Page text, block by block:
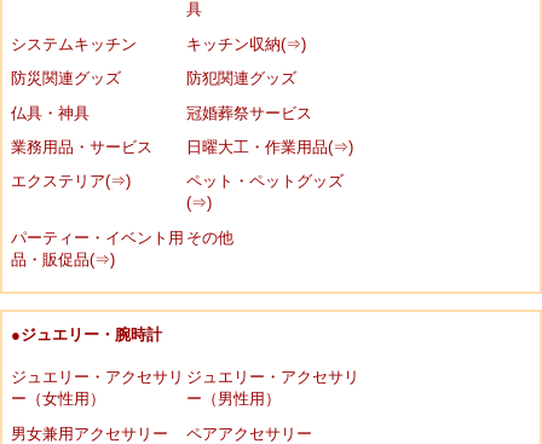
具
システムキッチン
キッチン収納(⇒)
防災関連グッズ
防犯関連グッズ
仏具・神具
冠婚葬祭サービス
業務用品・サービス
日曜大工・作業用品(⇒)
エクステリア(⇒)
ペット・ペットグッズ
(⇒)
パーティー・イベント用
品・販促品(⇒)
その他
●ジュエリー・腕時計
ジュエリー・アクセサリ
ー（女性用）
ジュエリー・アクセサリ
ー（男性用）
男女兼用アクセサリー
ペアアクセサリー